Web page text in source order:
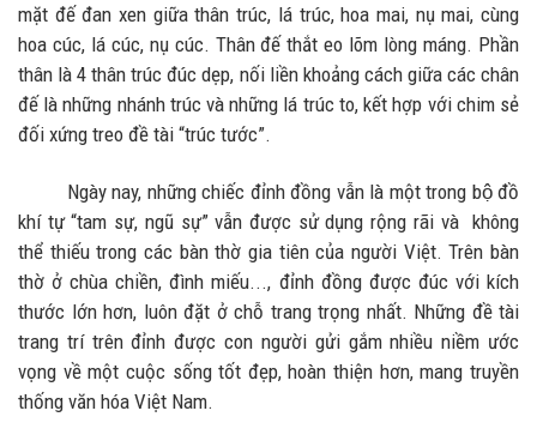
mặt đế đan xen giữa thân trúc, lá trúc, hoa mai, nụ mai, cùng
hoa cúc, lá cúc, nụ cúc. Thân đế thắt eo lõm lòng máng. Phần
thân là 4 thân trúc đúc dẹp, nối liền khoảng cách giữa các chân
đế là những nhánh trúc và những lá trúc to, kết hợp với chim sẻ
đối xứng treo đề tài “trúc tước”.
Ngày nay, những chiếc đỉnh đồng vẫn là một trong bộ đồ
khí tự “tam sự, ngũ sự” vẫn được sử dụng rộng rãi và không
thể thiếu trong các bàn thờ gia tiên của người Việt. Trên bàn
thờ ở chùa chiền, đình miếu..., đỉnh đồng được đúc với kích
thước lớn hơn, luôn đặt ở chỗ trang trọng nhất. Những đề tài
trang trí trên đỉnh được con người gửi gắm nhiều niềm ước
vọng về một cuộc sống tốt đẹp, hoàn thiện hơn, mang truyền
thống văn hóa Việt Nam.